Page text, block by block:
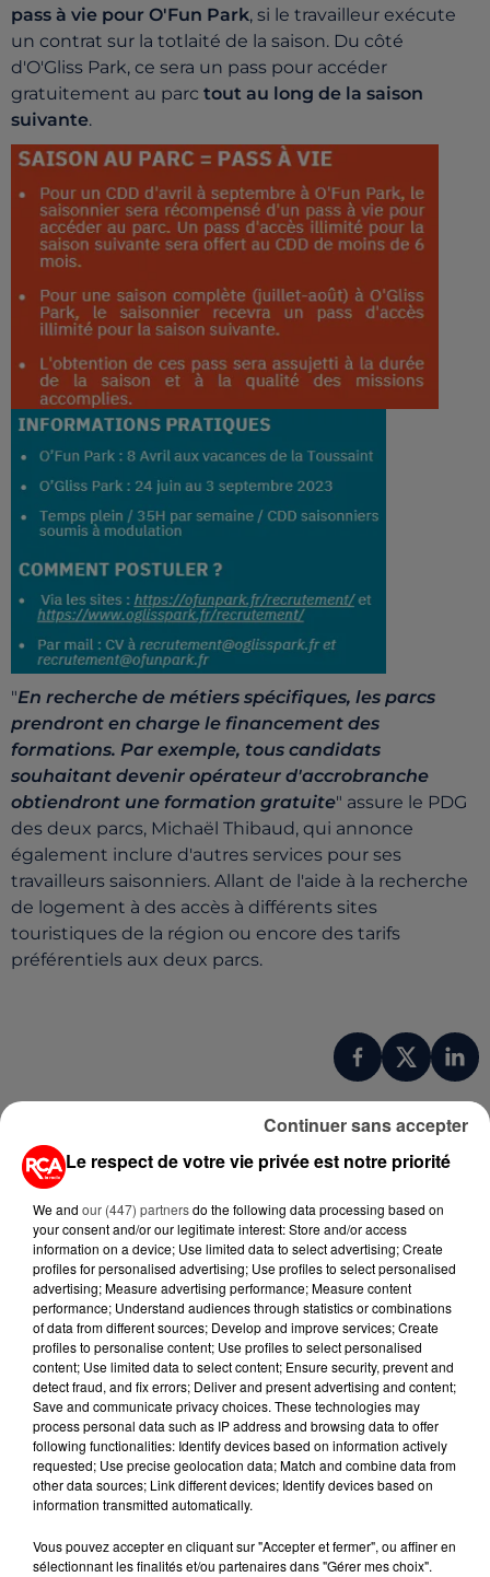
pass à vie pour O'Fun Park, si le travailleur exécute
un contrat sur la totlaité de la saison. Du côté
d'O'Gliss Park, ce sera un pass pour accéder
gratuitement au parc tout au long de la saison
suivante.
"En recherche de métiers spécifiques, les parcs
prendront en charge le financement des
formations. Par exemple, tous candidats
souhaitant devenir opérateur d'accrobranche
obtiendront une formation gratuite" assure le PDG
des deux parcs, Michaël Thibaud, qui annonce
également inclure d'autres services pour ses
travailleurs saisonniers. Allant de l'aide à la recherche
de logement à des accès à différents sites
touristiques de la région ou encore des tarifs
préférentiels aux deux parcs.
A LIRE AUSSI...
6 août 2026
MÉGOTS ET FEUX DE FORÊT : LES
INDUSTRIELS DU TABAC BIENTÔT
TAXÉS...
6 août 2026
CANICULE : POURQUOI LES
BOUTEILLES D'EAU
Le respect de votre vie privée est notre priorité
We and our (447) partnersdo the following data processing based on
your consent and/or our legitimate interest: Store and/or access
information on a device; Use limited data to select advertising; Create
profiles for personalised advertising; Use profiles to select personalised
advertising; Measure advertising performance; Measure content
performance; Understand audiences through statistics or combinations
of data from different sources; Develop and improve services; Create
profiles to personalise content; Use profiles to select personalised
content; Use limited data to select content; Ensure security, prevent and
detect fraud, and fix errors; Deliver and present advertising and content;
Save and communicate privacy choices. These technologies may
process personal data such as IP address and browsing data to offer
following functionalities: Identify devices based on information actively
requested; Use precise geolocation data; Match and combine data from
other data sources; Link different devices; Identify devices based on
information transmitted automatically.
Vous pouvez accepter en cliquant sur "Accepter et fermer", ou affiner en
sélectionnant les finalités et/ou partenaires dans "Gérer mes choix".
Continuer sans accepter